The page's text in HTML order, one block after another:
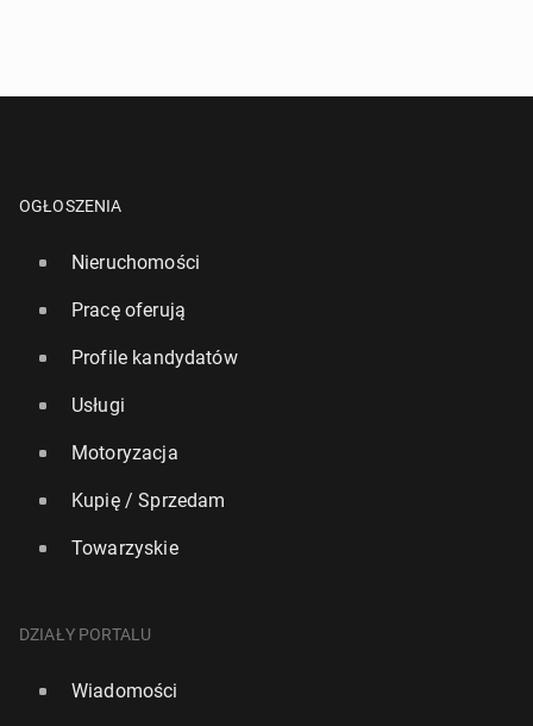
OGŁOSZENIA
Nieruchomości
Pracę oferują
Profile kandydatów
Usługi
Motoryzacja
Kupię / Sprzedam
Towarzyskie
DZIAŁY PORTALU
Wiadomości